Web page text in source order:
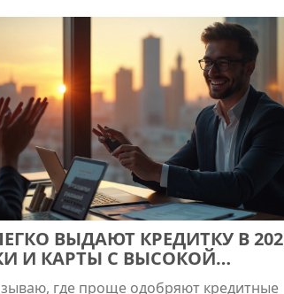
ВЫДАЮТ КРЕДИТКУ В
И КАРТЫ С ВЫСОКОЙ
где проще одобряют кредитные